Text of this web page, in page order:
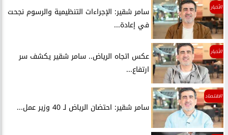
الأخبار
سامر شقير: الإجراءات التنظيمية والرسوم نجحت
في إعادة...
الأخبار
عكس اتجاه الرياض.. سامر شقير يكشف سر
ارتفاع...
الاقتصاد
سامر شقير: احتضان الرياض لـ 40 وزير عمل...